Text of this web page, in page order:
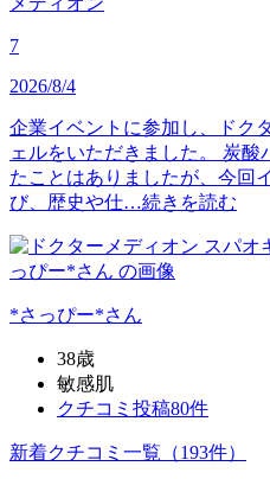
7
2026/8/4
企業イベントに参加し、ドク
ェルをいただきました。 炭
たことはありましたが、今回
び、歴史や仕…続きを読む
*さっぴー*さん
38歳
敏感肌
クチコミ投稿80件
新着クチコミ一覧 （193件）